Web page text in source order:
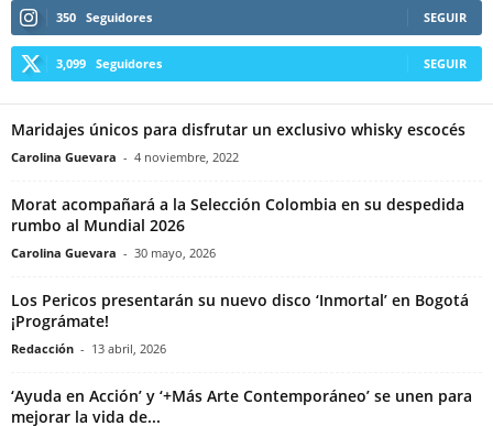
350 Seguidores SEGUIR
3,099 Seguidores SEGUIR
Maridajes únicos para disfrutar un exclusivo whisky escocés
Carolina Guevara - 4 noviembre, 2022
Morat acompañará a la Selección Colombia en su despedida
rumbo al Mundial 2026
Carolina Guevara - 30 mayo, 2026
Los Pericos presentarán su nuevo disco ‘Inmortal’ en Bogotá
¡Prográmate!
Redacción - 13 abril, 2026
‘Ayuda en Acción’ y ‘+Más Arte Contemporáneo’ se unen para
mejorar la vida de...